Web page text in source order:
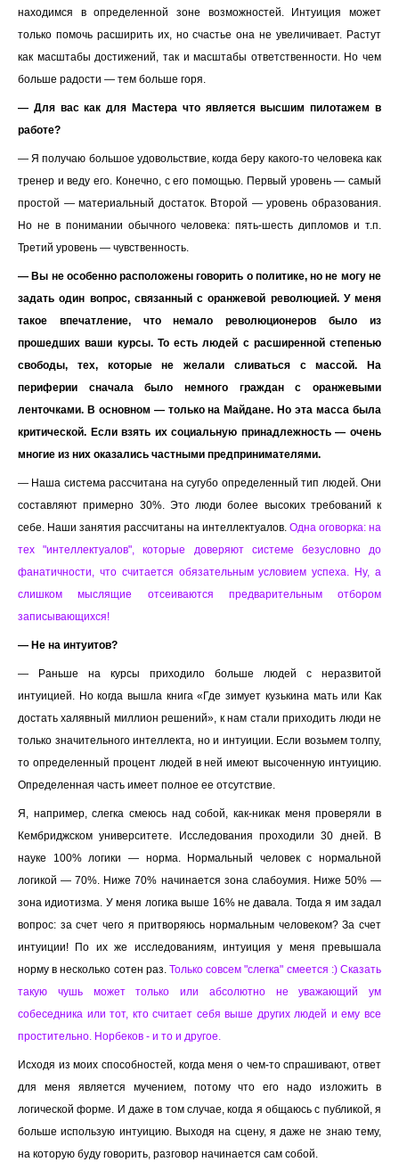
находимся в определенной зоне возможностей. Интуиция может
только помочь расширить их, но счастье она не увеличивает. Растут
как масштабы достижений, так и масштабы ответственности. Но чем
больше радости — тем больше горя.
— Для вас как для Мастера что является высшим пилотажем в
работе?
— Я получаю большое удовольствие, когда беру какого-то человека как
тренер и веду его. Конечно, с его помощью. Первый уровень — самый
простой — материальный достаток. Второй — уровень образования.
Но не в понимании обычного человека: пять-шесть дипломов и т.п.
Третий уровень — чувственность.
— Вы не особенно расположены говорить о политике, но не могу не
задать один вопрос, связанный с оранжевой революцией. У меня
такое впечатление, что немало революционеров было из
прошедших ваши курсы. То есть людей с расширенной степенью
свободы, тех, которые не желали сливаться с массой. На
периферии сначала было немного граждан с оранжевыми
ленточками. В основном — только на Майдане. Но эта масса была
критической. Если взять их социальную принадлежность — очень
многие из них оказались частными предпринимателями.
— Наша система рассчитана на сугубо определенный тип людей. Они
составляют примерно 30%. Это люди более высоких требований к
себе. Наши занятия рассчитаны на интеллектуалов. Одна оговорка: на
тех "интеллектуалов", которые доверяют системе безусловно до
фанатичности, что считается обязательным условием успеха. Ну, а
слишком мыслящие отсеиваются предварительным отбором
записывающихся!
— Не на интуитов?
— Раньше на курсы приходило больше людей с неразвитой
интуицией. Но когда вышла книга «Где зимует кузькина мать или Как
достать халявный миллион решений», к нам стали приходить люди не
только значительного интеллекта, но и интуиции. Если возьмем толпу,
то определенный процент людей в ней имеют высоченную интуицию.
Определенная часть имеет полное ее отсутствие.
Я, например, слегка смеюсь над собой, как-никак меня проверяли в
Кембриджском университете. Исследования проходили 30 дней. В
науке 100% логики — норма. Нормальный человек с нормальной
логикой — 70%. Ниже 70% начинается зона слабоумия. Ниже 50% —
зона идиотизма. У меня логика выше 16% не давала. Тогда я им задал
вопрос: за счет чего я притворяюсь нормальным человеком? За счет
интуиции! По их же исследованиям, интуиция у меня превышала
норму в несколько сотен раз. Только совсем "слегка" смеется :) Сказать
такую чушь может только или абсолютно не уважающий ум
собеседника или тот, кто считает себя выше других людей и ему все
простительно. Норбеков - и то и другое.
Исходя из моих способностей, когда меня о чем-то спрашивают, ответ
для меня является мучением, потому что его надо изложить в
логической форме. И даже в том случае, когда я общаюсь с публикой, я
больше использую интуицию. Выходя на сцену, я даже не знаю тему,
на которую буду говорить, разговор начинается сам собой.